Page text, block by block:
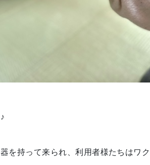
を持って来られ、利用者様たちはワ